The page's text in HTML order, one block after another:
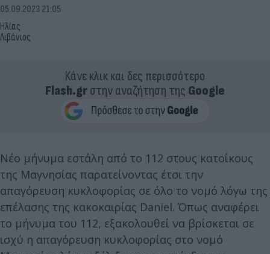
Ηλίας
Λιβάνιος
05.09.2023 21:05
Κάνε κλικ και δες περισσότερο
Flash.grστην αναζήτηση της Google
Νέο μήνυμα εστάλη από το 112 στους κατοίκους
της Μαγνησίας παρατείνοντας έτσι την
απαγόρευση κυκλοφορίας σε όλο το νομό λόγω της
επέλασης της κακοκαιρίας Daniel. Όπως αναφέρει
το μήνυμα του 112, εξακολουθεί να βρίσκεται σε
ισχύ η απαγόρευση κυκλοφορίας στο νομό